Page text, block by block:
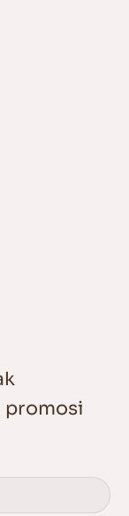
promosi